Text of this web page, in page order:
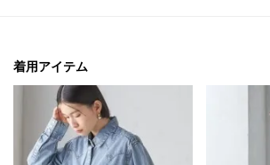
着用アイテム